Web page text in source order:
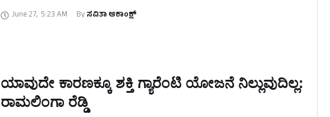
June 27, 5:23 AM By
ಯಾವುದೇ ಕಾರಣಕ್ಕೂ ಶಕ್ತಿ ಗ್ಯಾರೆಂಟಿ ಯೋಜನೆ ನಿಲ್ಲುವುದಿಲ್ಲ:
ರಾಮಲಿಂಗಾ ರೆಡ್ಡಿ